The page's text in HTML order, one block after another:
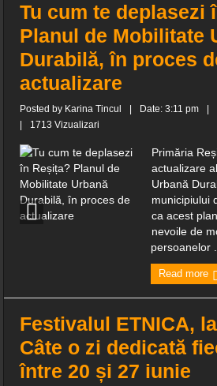
Tu cum te deplasezi
Planul de Mobilitate
Durabilă, în proces
actualizare
Posted by Karina Tincul Date: 3:11 pm
1713 Vizualizari
Primăria
actualizare
Urbană
municipiului
ca acest
nevoile de
persoanelor
Read more
Festivalul ETNICA,
Câte o zi dedicată
între 20 și 27 iunie